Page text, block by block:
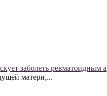
заболеть ревматоидным
матери,...